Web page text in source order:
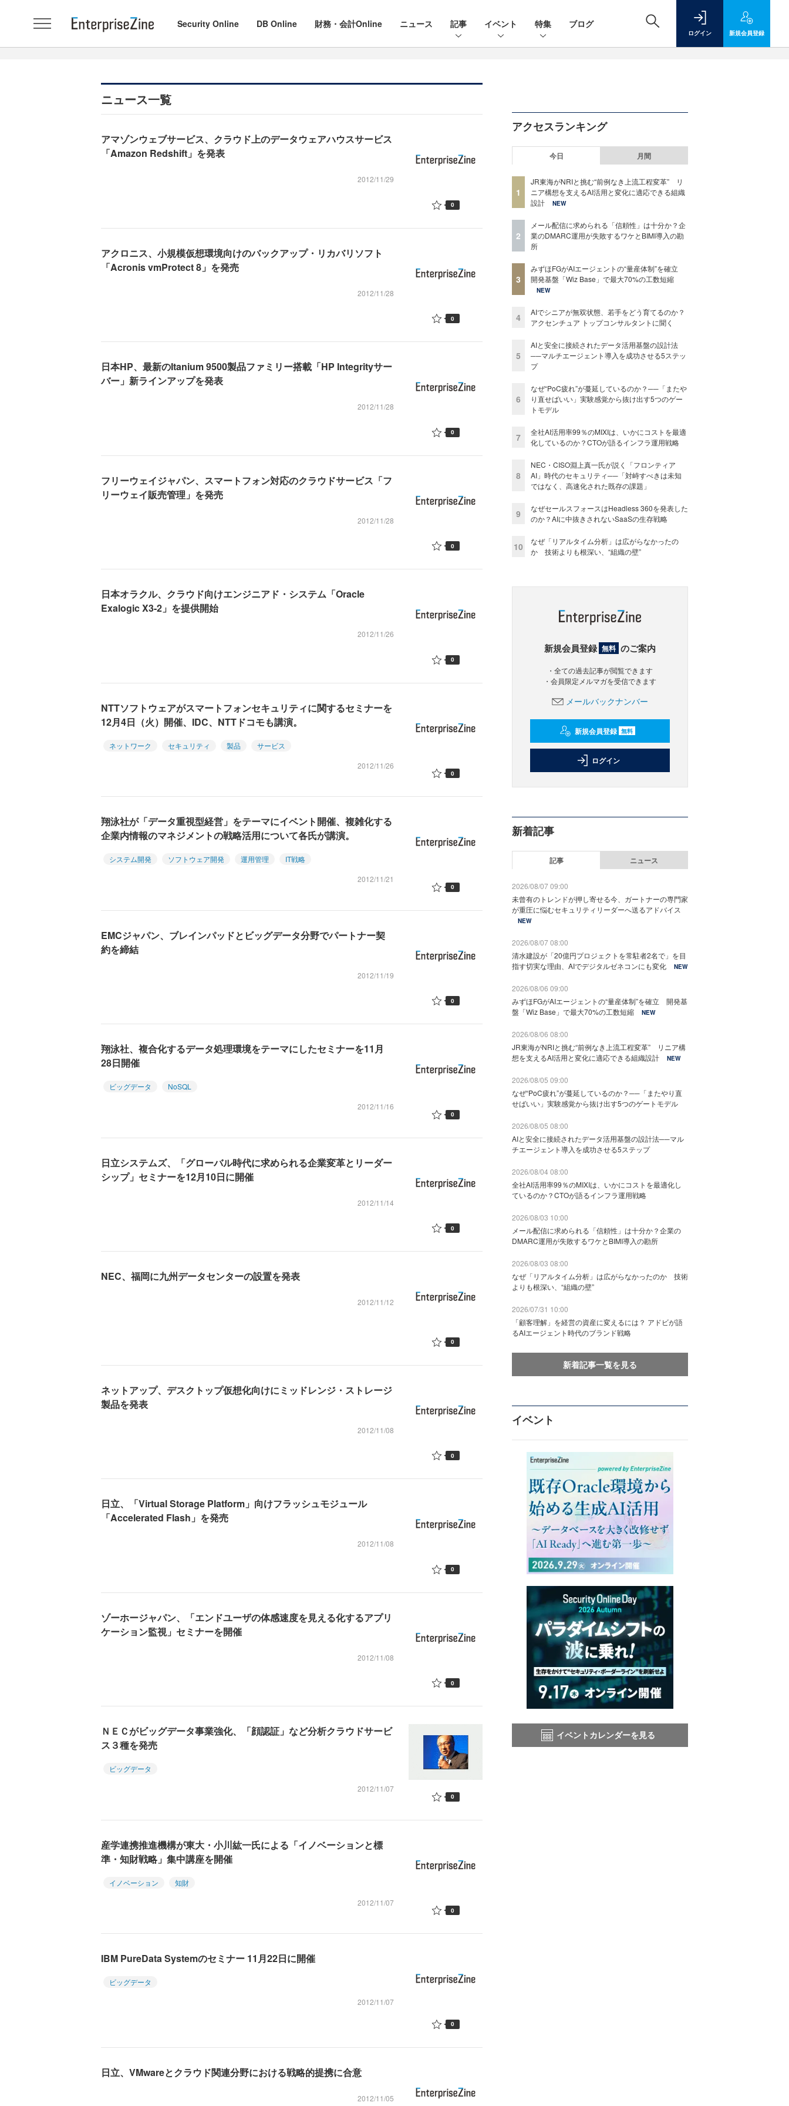
Security Online DB Online 財務・会計Online ニュース 記事 イベント 特集 ブログ
ログイン 新規会員登録
ニュース一覧
アマゾンウェブサービス、クラウド上のデータウェアハウスサービス
「Amazon Redshift」を発表
2012/11/29
0
アクロニス、小規模仮想環境向けのバックアップ・リカバリソフト
「Acronis vmProtect 8」を発売
2012/11/28
0
日本HP、最新のItanium 9500製品ファミリー搭載「HP Integrityサー
バー」新ラインアップを発表
2012/11/28
0
フリーウェイジャパン、スマートフォン対応のクラウドサービス「フ
リーウェイ販売管理」を発売
2012/11/28
0
日本オラクル、クラウド向けエンジニアド・システム「Oracle
Exalogic X3-2」を提供開始
2012/11/26
0
NTTソフトウェアがスマートフォンセキュリティに関するセミナーを
12月4日（火）開催、IDC、NTTドコモも講演。
ネットワーク セキュリティ 製品
サービス
2012/11/26
0
翔泳社が「データ重視型経営」をテーマにイベント開催、複雑化する
企業内情報のマネジメントの戦略活用について各氏が講演。
システム開発 ソフトウェア開発 運用管理
IT戦略
2012/11/21
0
EMCジャパン、ブレインパッドとビッグデータ分野でパートナー契
約を締結
2012/11/19
0
翔泳社、複合化するデータ処理環境をテーマにしたセミナーを11月
28日開催
ビッグデータ
NoSQL
2012/11/16
0
日立システムズ、「グローバル時代に求められる企業変革とリーダー
シップ」セミナーを12月10日に開催
2012/11/14
0
NEC、福岡に九州データセンターの設置を発表
2012/11/12
0
ネットアップ、デスクトップ仮想化向けにミッドレンジ・ストレージ
製品を発表
2012/11/08
0
日立、「Virtual Storage Platform」向けフラッシュモジュール
「Accelerated Flash」を発売
2012/11/08
0
ゾーホージャパン、「エンドユーザの体感速度を見える化するアプリ
ケーション監視」セミナーを開催
2012/11/08
0
ＮＥＣがビッグデータ事業強化、「顔認証」など分析クラウドサービ
ス３種を発売
ビッグデータ
2012/11/07
0
産学連携推進機構が東大・小川紘一氏による「イノベーションと標
準・知財戦略」集中講座を開催
イノベーション
知財
2012/11/07
0
IBM PureData Systemのセミナー 11月22日に開催
ビッグデータ
2012/11/07
0
日立、VMwareとクラウド関連分野における戦略的提携に合意
2012/11/05
アクセスランキング
今日 月間
1
JR東海がNRIと挑む“前例なき上流工程変革” リ
ニア構想を支えるAI活用と変化に適応できる組織
設計
NEW
2
メール配信に求められる「信頼性」は十分か？企
業のDMARC運用が失敗するワケとBIMI導入の勘
所
3
みずほFGがAIエージェントの“量産体制”を確立
開発基盤「Wiz Base」で最大70%の工数短縮
NEW
4
AIでシニアが無双状態、若手をどう育てるのか？
アクセンチュア トップコンサルタントに聞く
5
AIと安全に接続されたデータ活用基盤の設計法
──マルチエージェント導入を成功させる5ステッ
プ
6
なぜ“PoC疲れ”が蔓延しているのか？──「またや
り直せばいい」実験感覚から抜け出す5つのゲー
トモデル
7
全社AI活用率99％のMIXIは、いかにコストを最適
化しているのか？CTOが語るインフラ運用戦略
8
NEC・CISO淵上真一氏が説く「フロンティア
AI」時代のセキュリティ──「対峙すべきは未知
ではなく、高速化された既存の課題」
9
なぜセールスフォースはHeadless 360を発表した
のか？AIに中抜きされないSaaSの生存戦略
10
なぜ「リアルタイム分析」は広がらなかったの
か 技術よりも根深い、“組織の壁”
新規会員登録 無料 のご案内
・全ての過去記事が閲覧できます
・会員限定メルマガを受信できます
メールバックナンバー
新規会員登録 無料
ログイン
新着記事
記事 ニュース
2026/08/07 09:00
未曾有のトレンドが押し寄せる今、ガートナーの専門家
が重圧に悩むセキュリティリーダーへ送るアドバイス
NEW
2026/08/07 08:00
清水建設が「20億円プロジェクトを常駐者2名で」を目
指す切実な理由、AIでデジタルゼネコンにも変化
NEW
2026/08/06 09:00
みずほFGがAIエージェントの“量産体制”を確立 開発基
盤「Wiz Base」で最大70%の工数短縮
NEW
2026/08/06 08:00
JR東海がNRIと挑む“前例なき上流工程変革” リニア構
想を支えるAI活用と変化に適応できる組織設計
NEW
2026/08/05 09:00
なぜ“PoC疲れ”が蔓延しているのか？──「またやり直
せばいい」実験感覚から抜け出す5つのゲートモデル
2026/08/05 08:00
AIと安全に接続されたデータ活用基盤の設計法──マル
チエージェント導入を成功させる5ステップ
2026/08/04 08:00
全社AI活用率99％のMIXIは、いかにコストを最適化し
ているのか？CTOが語るインフラ運用戦略
2026/08/03 10:00
メール配信に求められる「信頼性」は十分か？企業の
DMARC運用が失敗するワケとBIMI導入の勘所
2026/08/03 08:00
なぜ「リアルタイム分析」は広がらなかったのか 技術
よりも根深い、“組織の壁”
2026/07/31 10:00
「顧客理解」を経営の資産に変えるには？ アドビが語
るAIエージェント時代のブランド戦略
新着記事一覧を見る
イベント
イベントカレンダーを見る